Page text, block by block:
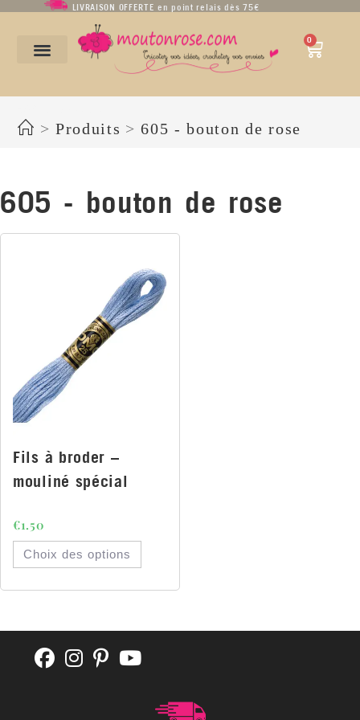
LIVRAISON OFFERTE en point relais dès 75€
0
> Produits > 605 - bouton de rose
605 - bouton de rose
Fils à broder –
mouliné spécial
€1.50
Choix des options